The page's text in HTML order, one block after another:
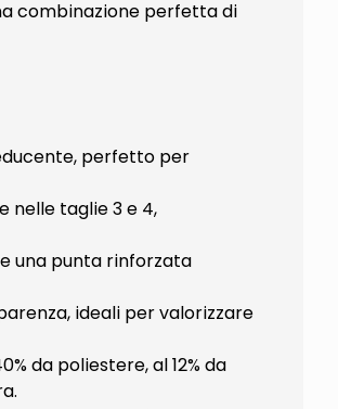
combinazione perfetta di
perfetto per
nelle taglie 3 e 4,
una punta rinforzata
ideali per valorizzare
da poliestere, al 12% da